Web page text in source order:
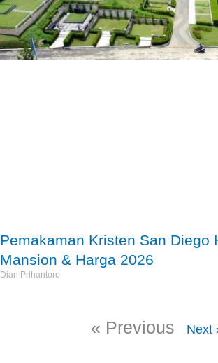
Pemakaman Kristen San Diego
Mansion & Harga 2026
Dian Prihantoro
« Previous Next